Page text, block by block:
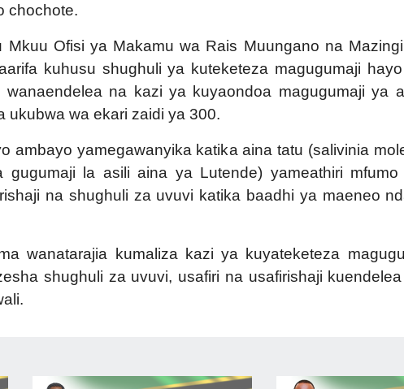
chochote.
Mkuu Ofisi ya Makamu wa Rais Muungano na
kuhusu shughuli ya kuteketeza magugumaji
na kazi ya kuyaondoa magugumaji ya
ukubwa wa ekari zaidi ya 300.
ambayo yamegawanyika katika aina tatu (salivinia
gugumaji la asili aina ya Lutende) yameathiri mfumo
na shughuli za uvuvi katika baadhi ya maeneo
wanatarajia kumaliza kazi ya kuyateketeza
shughuli za uvuvi, usafiri na usafirishaji